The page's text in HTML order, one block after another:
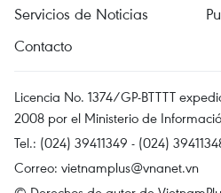
Servicios de Noticias
Contacto
Licencia No. 1374/GP-BTTTT
2008 por el Ministerio de
Tel.: (024) 39411349 - (024)
Correo: vietnamplus@vnanet.vn